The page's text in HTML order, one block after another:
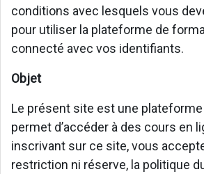
conditions avec lesquels vous
pour utiliser la plateforme de
connecté avec vos identifiants.
Objet
Le présent site est une
permet d’accéder à des cours en
inscrivant sur ce site, vous
restriction ni réserve, la politique